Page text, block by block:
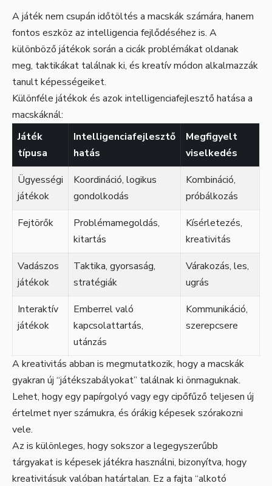
A játék nem csupán időtöltés a macskák számára, hanem
fontos eszköz az intelligencia fejlődéséhez is. A
különböző játékok során a cicák problémákat oldanak
meg, taktikákat találnak ki, és kreatív módon alkalmazzák
tanult képességeiket.
Különféle játékok és azok intelligenciafejlesztő hatása a
macskáknál:
Játék
típusa
Intelligenciafejlesztő
hatás
Megfigyelt
viselkedés
Ügyességi
játékok
Koordináció, logikus
gondolkodás
Kombináció,
próbálkozás
Fejtörők
Problémamegoldás,
kitartás
Kísérletezés,
kreativitás
Vadászos
játékok
Taktika, gyorsaság,
stratégiák
Várakozás, les,
ugrás
Interaktív
játékok
Emberrel való
kapcsolattartás,
utánzás
Kommunikáció,
szerepcsere
A kreativitás abban is megmutatkozik, hogy a macskák
gyakran új “játékszabályokat” találnak ki önmaguknak.
Lehet, hogy egy papírgolyó vagy egy cipőfűző teljesen új
értelmet nyer számukra, és órákig képesek szórakozni
vele.
Az is különleges, hogy sokszor a legegyszerűbb
tárgyakat is képesek játékra használni, bizonyítva, hogy
kreativitásuk valóban határtalan. Ez a fajta “alkotó